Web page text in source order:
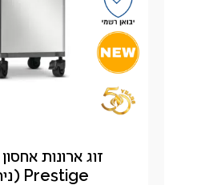
זוג ארונות
Prestige (נירוסטה)